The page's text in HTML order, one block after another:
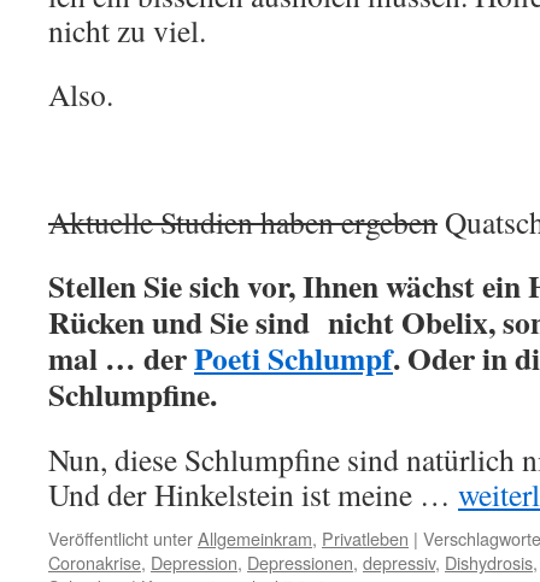
nicht zu viel.
Also.
Aktuelle Studien haben ergeben
Stellen Sie sich vor, Ihnen wächst
Rücken und Sie sind nicht Obelix,
mal … derPoeti Schlumpf. Oder in
Schlumpfine.
Nun, diese Schlumpfine sind natürlich
Und der Hinkelstein ist meine …
Veröffentlicht unterAllgemeinkram, Privatleben |
Coronakrise, Depression, Depressionen, depressiv, Dishydrosis